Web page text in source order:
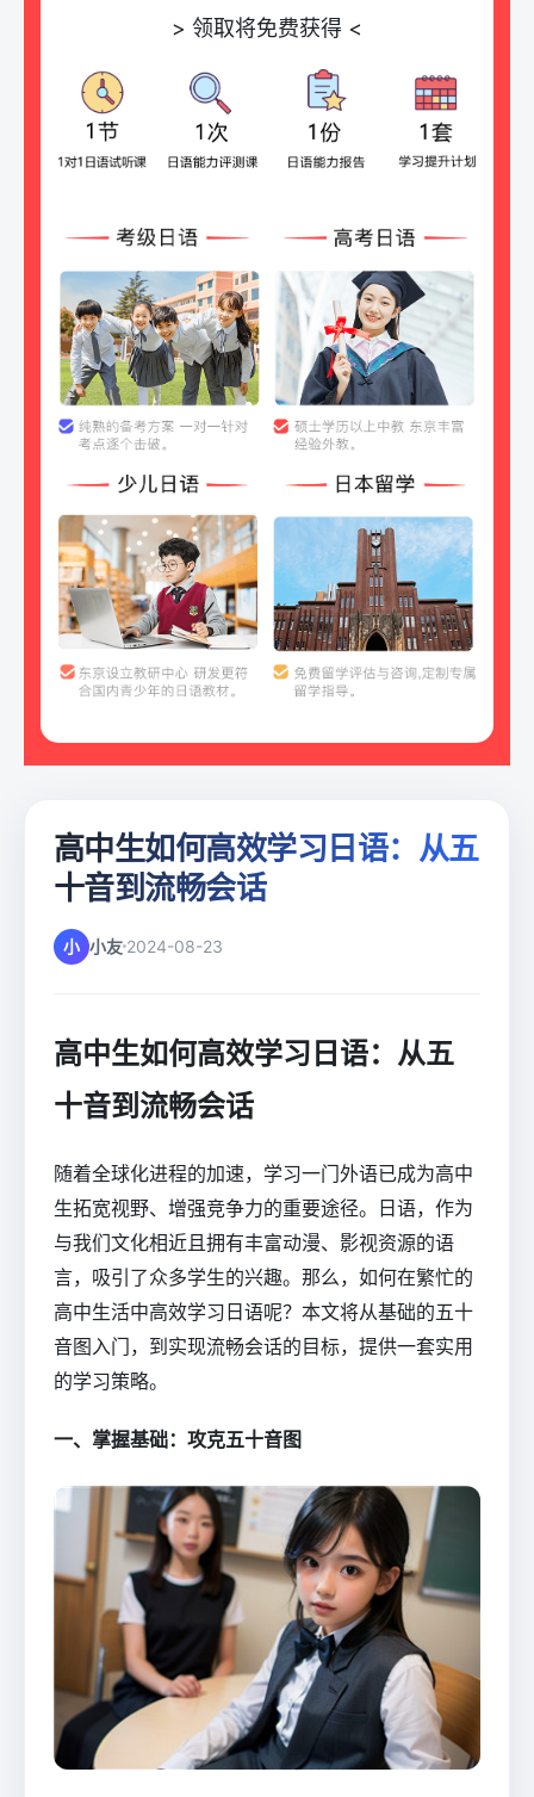
> 领取将免费获得 <
高中生如何高效学习日语：从五
十音到流畅会话
小 小友 2024-08-23
高中生如何高效学习日语：从五
十音到流畅会话
随着全球化进程的加速，学习一门外语已成为高中
生拓宽视野、增强竞争力的重要途径。日语，作为
与我们文化相近且拥有丰富动漫、影视资源的语
言，吸引了众多学生的兴趣。那么，如何在繁忙的
高中生活中高效学习日语呢？本文将从基础的五十
音图入门，到实现流畅会话的目标，提供一套实用
的学习策略。
一、掌握基础：攻克五十音图